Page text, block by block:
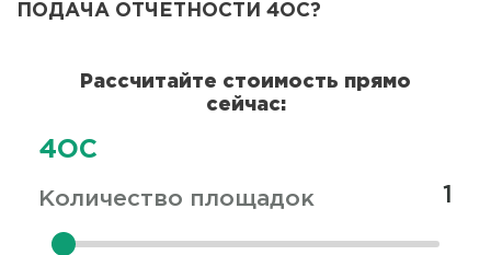
ПОДАЧА ОТЧЕТНОСТИ 4ОС?
ПоляРассчитайте стоимость прямо
сейчас:
4ОС
Количество площадок